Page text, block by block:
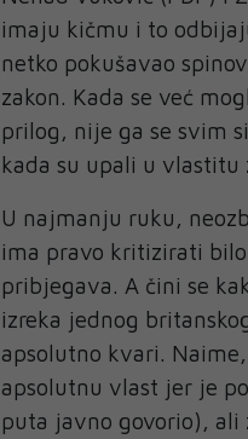
imaju kičmu i to
netko pokušavao
zakon. Kada se već
prilog, nije ga se svim
kada su upali u vlastitu
U najmanju ruku,
ima pravo kritizirati bilo
pribjegava. A čini se
izreka jednog
apsolutno kvari.
apsolutnu vlast jer je
puta javno govorio), ali